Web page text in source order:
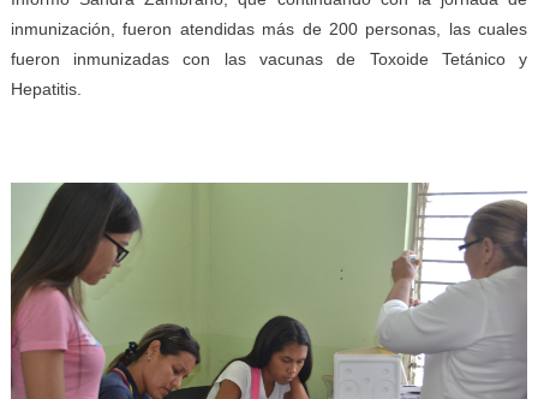
inmunización, fueron atendidas más de 200 personas, las cuales
fueron inmunizadas con las vacunas de Toxoide Tetánico y
Hepatitis.